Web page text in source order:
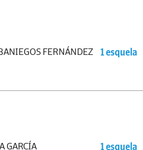
FERNÁNDEZ 1 esquela
GARCÍA 1 esquela